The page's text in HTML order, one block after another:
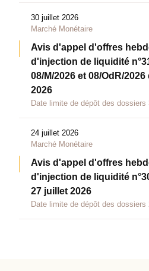
30 juillet 2026
Marché Monétaire
Avis d'appel d'offres
d'injection de liquidité
08/M/2026 et 08/OdR/
2026
Date limite de dépôt des dossiers
24 juillet 2026
Marché Monétaire
Avis d'appel d'offres
d'injection de liquidité
27 juillet 2026
Date limite de dépôt des dossiers